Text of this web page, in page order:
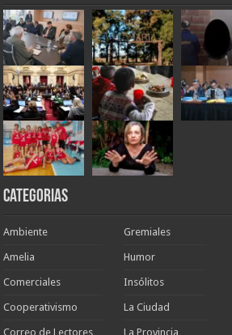
Categorias
Ambiente
Amelia
Comerciales
Cooperativismo
Correo de Lectores
Gremiales
Humor
Insólitos
La Ciudad
La Provincia